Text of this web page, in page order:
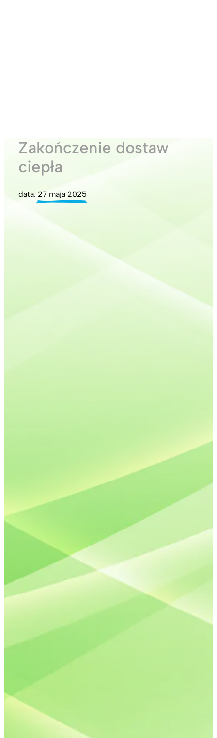
Zakończenie dostaw
ciepła
data: 27 maja 2025